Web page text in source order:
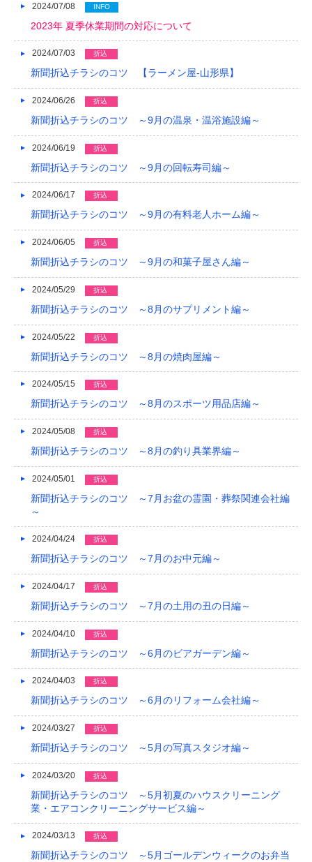
2024/07/08 INFO
2023年 夏季休業期間の対応について
2024/07/03 折込
新聞折込チラシのコツ 【ラーメン屋-山形県】
2024/06/26 折込
新聞折込チラシのコツ ～9月の温泉・温浴施設編～
2024/06/19 折込
新聞折込チラシのコツ ～9月の回転寿司編～
2024/06/17 折込
新聞折込チラシのコツ ～9月の有料老人ホーム編～
2024/06/05 折込
新聞折込チラシのコツ ～9月の和菓子屋さん編～
2024/05/29 折込
新聞折込チラシのコツ ～8月のサプリメント編～
2024/05/22 折込
新聞折込チラシのコツ ～8月の焼肉屋編～
2024/05/15 折込
新聞折込チラシのコツ ～8月のスポーツ用品店編～
2024/05/08 折込
新聞折込チラシのコツ ～8月の釣り具業界編～
2024/05/01 折込
新聞折込チラシのコツ ～7月お盆の霊園・葬祭関連会社編
～
2024/04/24 折込
新聞折込チラシのコツ ～7月のお中元編～
2024/04/17 折込
新聞折込チラシのコツ ～7月の土用の丑の日編～
2024/04/10 折込
新聞折込チラシのコツ ～6月のビアガーデン編～
2024/04/03 折込
新聞折込チラシのコツ ～6月のリフォーム会社編～
2024/03/27 折込
新聞折込チラシのコツ ～5月の写真スタジオ編～
2024/03/20 折込
新聞折込チラシのコツ ～5月初夏のハウスクリーニング
業・エアコンクリーニングサービス編～
2024/03/13 折込
新聞折込チラシのコツ ～5月ゴールデンウィークのお弁当